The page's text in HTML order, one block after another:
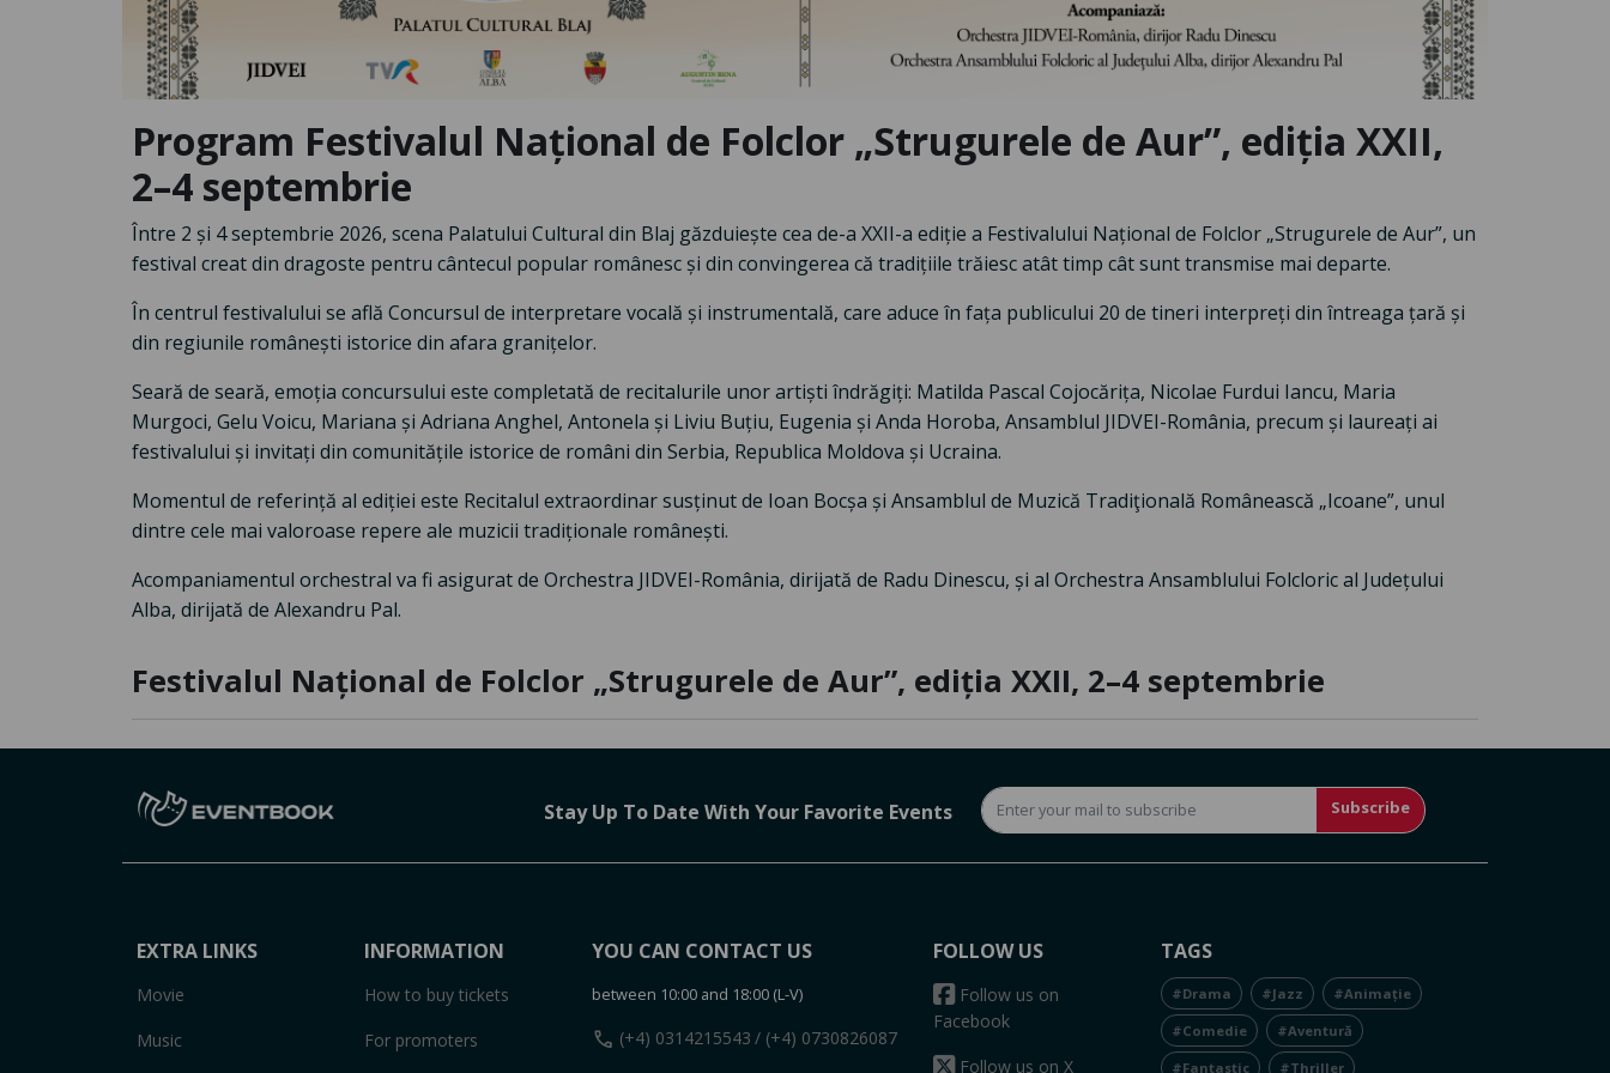
Program Festivalul Național de Folclor „Strugurele de Aur”, ediția XXII,
2–4 septembrie
Între 2 și 4 septembrie 2026, scena Palatului Cultural din Blaj găzduiește cea de-a XXII-a ediție a Festivalului Național de Folclor „Strugurele de Aur”, un
festival creat din dragoste pentru cântecul popular românesc și din convingerea că tradițiile trăiesc atât timp cât sunt transmise mai departe.
În centrul festivalului se află Concursul de interpretare vocală și instrumentală, care aduce în fața publicului 20 de tineri interpreți din întreaga țară și
din regiunile românești istorice din afara granițelor.
Seară de seară, emoția concursului este completată de recitalurile unor artiști îndrăgiți: Matilda Pascal Cojocărița, Nicolae Furdui Iancu, Maria
Murgoci, Gelu Voicu, Mariana și Adriana Anghel, Antonela și Liviu Buțiu, Eugenia și Anda Horoba, Ansamblul JIDVEI-România, precum și laureați ai
festivalului și invitați din comunitățile istorice de români din Serbia, Republica Moldova și Ucraina.
Momentul de referință al ediției este Recitalul extraordinar susținut de Ioan Bocșa și Ansamblul de Muzică Tradiţională Românească „Icoane”, unul
dintre cele mai valoroase repere ale muzicii tradiționale românești.
Acompaniamentul orchestral va fi asigurat de Orchestra JIDVEI-România, dirijată de Radu Dinescu, și al Orchestra Ansamblului Folcloric al Județului
Alba, dirijată de Alexandru Pal.
Festivalul Național de Folclor „Strugurele de Aur”, ediția XXII, 2–4 septembrie
Stay Up To Date With Your Favorite Events Subscribe
EXTRA LINKS
Movie
Music
INFORMATION
How to buy tickets
For promoters
YOU CAN CONTACT US
between 10:00 and 18:00 (L-V)
call (+4) 0314215543 / (+4) 0730826087
FOLLOW US
Follow us on
Facebook
Follow us on X
TAGS
#Drama #Jazz #Animație
#Comedie #Aventură
#Fantastic #Thriller